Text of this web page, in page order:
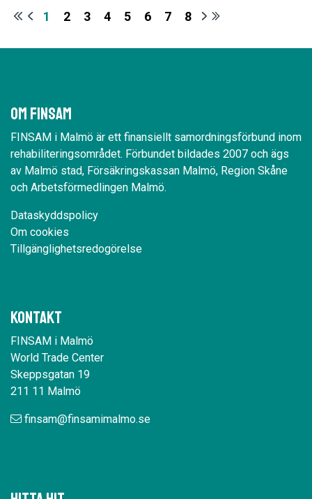
1 2 3 4 5 6 7 8
Om Finsam
FINSAM i Malmö är ett finansiellt samordningsförbund inom
rehabiliteringsområdet. Förbundet bildades 2007 och ägs
av Malmö stad, Försäkringskassan Malmö, Region Skåne
och Arbetsförmedlingen Malmö.
Dataskyddspolicy
Om cookies
Tillgänglighetsredogörelse
Kontakt
FINSAM i Malmö
World Trade Center
Skeppsgatan 19
211 11 Malmö
finsam@finsamimalmo.se